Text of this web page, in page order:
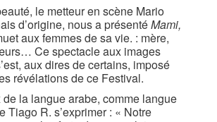
le metteur en scène Mario
d’origine, nous a présentéMami,
aux femmes de sa vie. : mère,
Ce spectacle aux images
aux dires de certains, imposé
révélations de ce Festival.
la langue arabe, comme langue
Tiago R. s’exprimer : « Notre